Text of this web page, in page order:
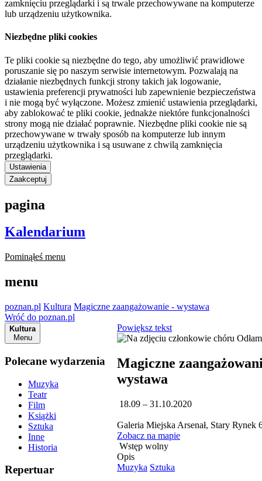
zamknięciu przeglądarki i są trwale przechowywane na komputerze
lub urządzeniu użytkownika.
Niezbędne pliki cookies
Te pliki cookie są niezbędne do tego, aby umożliwić prawidłowe
poruszanie się po naszym serwisie internetowym. Pozwalają na
działanie niezbędnych funkcji strony takich jak logowanie,
ustawienia preferencji prywatności lub zapewnienie bezpieczeństwa
i nie mogą być wyłączone. Możesz zmienić ustawienia przeglądarki,
aby zablokować te pliki cookie, jednakże niektóre funkcjonalności
strony mogą nie działać poprawnie. Niezbędne pliki cookie nie są
przechowywane w trwały sposób na komputerze lub innym
urządzeniu użytkownika i są usuwane z chwilą zamknięcia
przeglądarki.
Ustawienia
Zaakceptuj
pagina
Kalendarium
Pominąłeś menu
menu
poznan.pl Kultura Magiczne zaangażowanie - wystawa
Wróć do poznan.pl
Kultura
Menu
Polecane wydarzenia
Muzyka
Teatr
Film
Książki
Sztuka
Inne
Historia
Repertuar
Powiększ tekst
Magiczne
wystawa
18.09 – 31.10.2020
Galeria Miejska Arsenał, Stary Rynek
Zobacz na mapie
Wstęp wolny
Opis
Muzyka Sztuka